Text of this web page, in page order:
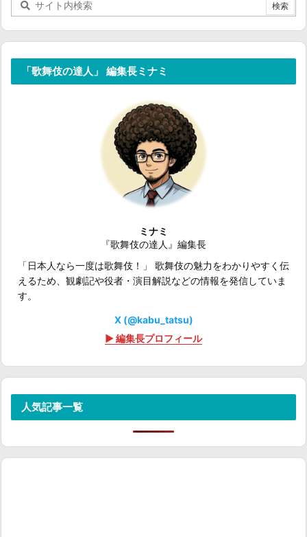
「歌舞伎の達人」 編集長ミナミ
ミナミ
『歌舞伎の達人』編集長
「日本人なら一度は歌舞伎！」 歌舞伎の魅力をわかりやすく伝
えるため、観劇記や役者・演目解説などの情報を発信していま
す。
X (@kabu_tatsu)
▶ 編集長プロフィール
人気記事一覧